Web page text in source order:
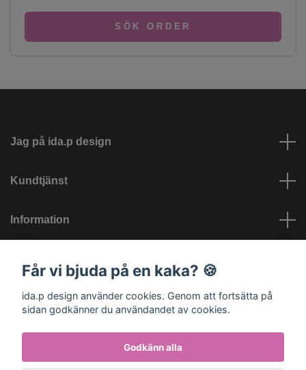
SÖK ORDER
Jag på ida.p design
Kundtjänst
Information
Får vi bjuda på en kaka? 🍪
ida.p design använder cookies. Genom att fortsätta på
sidan godkänner du användandet av cookies.
Godkänn alla